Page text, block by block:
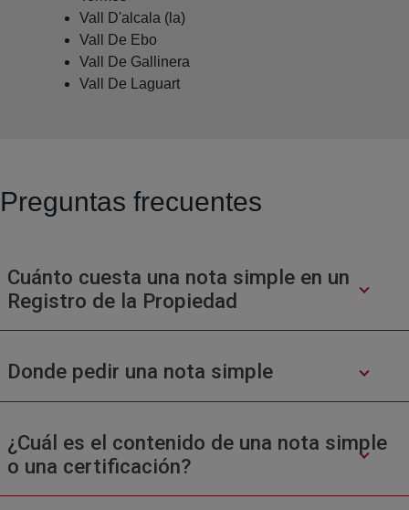
Vall D'alcala (la)
Vall De Ebo
Vall De Gallinera
Vall De Laguart
Preguntas frecuentes
Cuánto cuesta una nota simple en un
Registro de la Propiedad
Donde pedir una nota simple
¿Cuál es el contenido de una nota simple
o una certificación?